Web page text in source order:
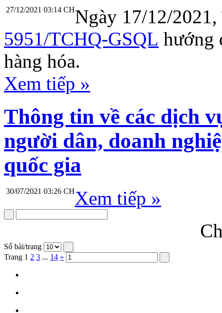
27/12/2021 03:14 CHNgày 17/12/
5951/TCHQ-GSQL hướng
hàng hóa.
Xem tiếp »
Thông tin về các dịch
người dân, doanh
quốc gia
30/07/2021 03:26 CHXem tiếp »
Số bài/trang
Trang 1 2 3 ... 14 »